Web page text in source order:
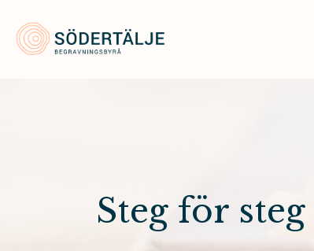
Södertälje Begravningsbyrå
Steg för steg